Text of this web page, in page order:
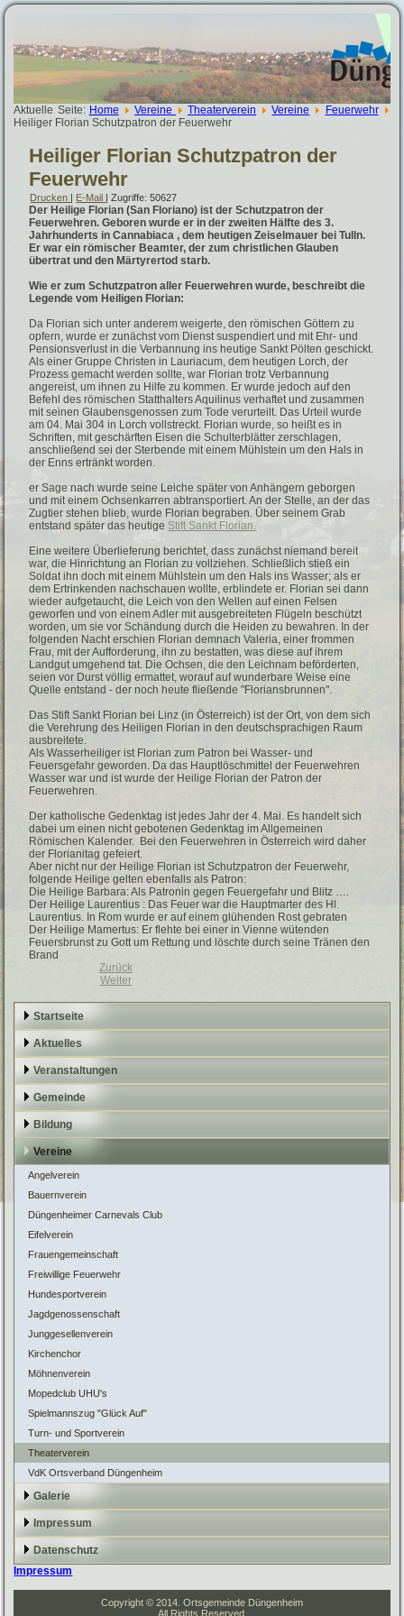
Aktuelle Seite: Home Vereine Theaterverein Vereine
Feuerwehr
Heiliger Florian Schutzpatron der Feuerwehr
Heiliger Florian Schutzpatron der
Feuerwehr
Drucken E-Mail | Zugriffe: 50627
Der Heilige Florian (San Floriano) ist der Schutzpatron der
Feuerwehren. Geboren wurde er in der zweiten Hälfte des 3.
Jahrhunderts in Cannabiaca , dem heutigen Zeiselmauer bei Tulln.
Er war ein römischer Beamter, der zum christlichen Glauben
übertrat und den Märtyrertod starb.
Wie er zum Schutzpatron aller Feuerwehren wurde, beschreibt die
Legende vom Heiligen Florian:
Da Florian sich unter anderem weigerte, den römischen Göttern zu
opfern, wurde er zunächst vom Dienst suspendiert und mit Ehr- und
Pensionsverlust in die Verbannung ins heutige Sankt Pölten geschickt.
Als einer Gruppe Christen in Lauriacum, dem heutigen Lorch, der
Prozess gemacht werden sollte, war Florian trotz Verbannung
angereist, um ihnen zu Hilfe zu kommen. Er wurde jedoch auf den
Befehl des römischen Statthalters Aquilinus verhaftet und zusammen
mit seinen Glaubensgenossen zum Tode verurteilt. Das Urteil wurde
am 04. Mai 304 in Lorch vollstreckt. Florian wurde, so heißt es in
Schriften, mit geschärften Eisen die Schulterblätter zerschlagen,
anschließend sei der Sterbende mit einem Mühlstein um den Hals in
der Enns ertränkt worden.
er Sage nach wurde seine Leiche später von Anhängern geborgen
und mit einem Ochsenkarren abtransportiert. An der Stelle, an der das
Zugtier stehen blieb, wurde Florian begraben. Über seinem Grab
entstand später das heutige Stift Sankt Florian.
Eine weitere Überlieferung berichtet, dass zunächst niemand bereit
war, die Hinrichtung an Florian zu vollziehen. Schließlich stieß ein
Soldat ihn doch mit einem Mühlstein um den Hals ins Wasser; als er
dem Ertrinkenden nachschauen wollte, erblindete er. Florian sei dann
wieder aufgetaucht, die Leich von den Wellen auf einen Felsen
geworfen und von einem Adler mit ausgebreiteten Flügeln beschützt
worden, um sie vor Schändung durch die Heiden zu bewahren. In der
folgenden Nacht erschien Florian demnach Valeria, einer frommen
Frau, mit der Aufforderung, ihn zu bestatten, was diese auf ihrem
Landgut umgehend tat. Die Ochsen, die den Leichnam beförderten,
seien vor Durst völlig ermattet, worauf auf wunderbare Weise eine
Quelle entstand - der noch heute fließende "Floriansbrunnen".
Das Stift Sankt Florian bei Linz (in Österreich) ist der Ort, von dem sich
die Verehrung des Heiligen Florian in den deutschsprachigen Raum
ausbreitete.
Als Wasserheiliger ist Florian zum Patron bei Wasser- und
Feuersgefahr geworden. Da das Hauptlöschmittel der Feuerwehren
Wasser war und ist wurde der Heilige Florian der Patron der
Feuerwehren.
Der katholische Gedenktag ist jedes Jahr der 4. Mai. Es handelt sich
dabei um einen nicht gebotenen Gedenktag im Allgemeinen
Römischen Kalender. Bei den Feuerwehren in Österreich wird daher
der Florianitag gefeiert.
Aber nicht nur der Heilige Florian ist Schutzpatron der Feuerwehr,
folgende Heilige gelten ebenfalls als Patron:
Die Heilige Barbara: Als Patronin gegen Feuergefahr und Blitz ….
Der Heilige Laurentius : Das Feuer war die Hauptmarter des Hl.
Laurentius. In Rom wurde er auf einem glühenden Rost gebraten
Der Heilige Mamertus: Er flehte bei einer in Vienne wütenden
Feuersbrunst zu Gott um Rettung und löschte durch seine Tränen den
Brand
Zurück
Weiter
Startseite
Aktuelles
Veranstaltungen
Gemeinde
Bildung
Vereine
Angelverein
Bauernverein
Düngenheimer Carnevals Club
Eifelverein
Frauengemeinschaft
Freiwillige Feuerwehr
Hundesportverein
Jagdgenossenschaft
Junggesellenverein
Kirchenchor
Möhnenverein
Mopedclub UHU's
Spielmannszug "Glück Auf"
Turn- und Sportverein
Theaterverein
VdK Ortsverband Düngenheim
Galerie
Impressum
Datenschutz
Impressum
Copyright © 2014. Ortsgemeinde Düngenheim
All Rights Reserved.